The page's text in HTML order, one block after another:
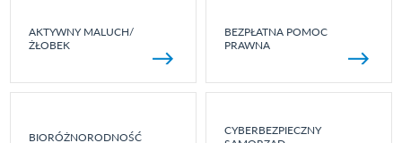
AKTYWNY MALUCH/
ŻŁOBEK
BEZPŁATNA POMOC
PRAWNA
BIORÓŻNORODNOŚĆ
CYBERBEZPIECZNY